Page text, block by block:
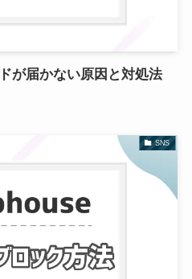
が届かない原因と対処法
SNS